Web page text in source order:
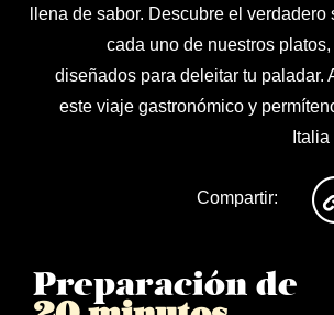
llena de sabor. Descubre el verdadero
cada uno de nuestros
diseñados para deleitar tu paladar.
este viaje gastronómico y
Compartir:
Preparación de